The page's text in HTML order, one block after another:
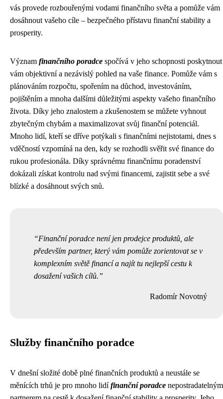
vás provede rozbouřenými vodami finančního světa a pomůže vám
dosáhnout vašeho cíle – bezpečného přístavu finanční stability a
prosperity.
Význam finančního poradce spočívá v jeho schopnosti poskytnout
vám objektivní a nezávislý pohled na vaše finance. Pomůže vám s
plánováním rozpočtu, spořením na důchod, investováním,
pojištěním a mnoha dalšími důležitými aspekty vašeho finančního
života. Díky jeho znalostem a zkušenostem se můžete vyhnout
zbytečným chybám a maximalizovat svůj finanční potenciál.
Mnoho lidí, kteří se dříve potýkali s finančními nejistotami, dnes s
vděčností vzpomíná na den, kdy se rozhodli svěřit své finance do
rukou profesionála. Díky správnému finančnímu poradenství
dokázali získat kontrolu nad svými financemi, zajistit sebe a své
blízké a dosáhnout svých snů.
Finanční poradce není jen prodejce produktů, ale
především partner, který vám pomůže zorientovat se v
komplexním světě financí a najít tu nejlepší cestu k
dosažení vašich cílů.
Radomír Novotný
Služby finančního poradce
V dnešní složité době plné finančních produktů a neustále se
měnících trhů je pro mnoho lidífinanční poradce nepostradatelným